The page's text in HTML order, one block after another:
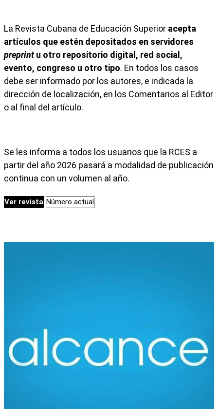
La Revista Cubana de Educación Superior acepta
artículos que estén depositados en servidores
preprintu otro repositorio digital, red social,
evento, congreso u otro tipo. En todos los casos
debe ser informado por los autores, e indicada la
dirección de localización, en los Comentarios al Editor
o al final del artículo.
Se les informa a todos los usuarios que la RCES a
partir del año 2026 pasará a modalidad de publicación
continua con un volumen al año.
Ver revista Número actual